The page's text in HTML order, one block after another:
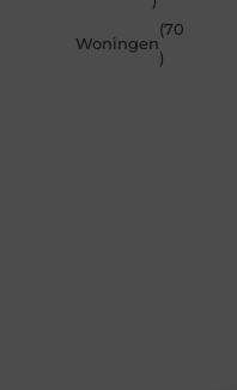
Woningen
(70
)